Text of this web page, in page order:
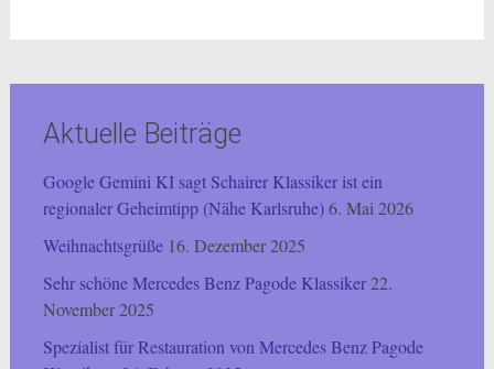
Aktuelle Beiträge
Google Gemini KI sagt Schairer Klassiker ist ein
regionaler Geheimtipp (Nähe Karlsruhe)6. Mai 2026
Weihnachtsgrüße 16. Dezember 2025
Sehr schöne Mercedes Benz Pagode Klassiker22.
November 2025
Spezialist für Restauration von Mercedes Benz Pagode